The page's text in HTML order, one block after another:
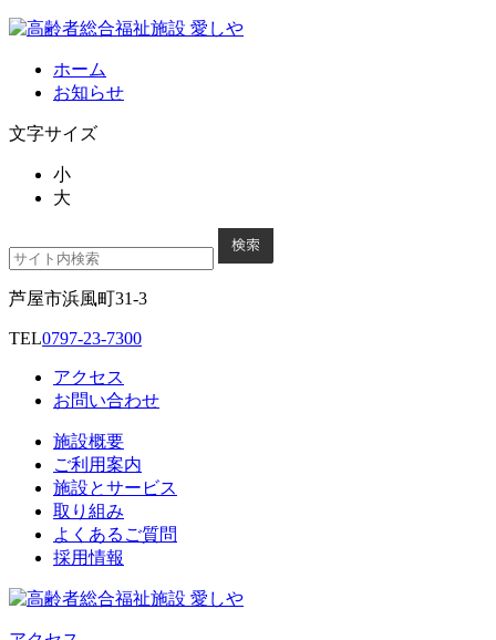
ホーム
お知らせ
文字サイズ
小
大
芦屋市浜風町31-3
TEL0797-23-7300
アクセス
お問い合わせ
施設概要
ご利用案内
施設とサービス
取り組み
よくあるご質問
採用情報